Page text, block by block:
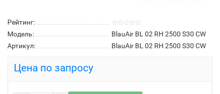
Рейтинг:
Модель:
BlauAir BL 02 RH 2500 S30 CW
Артикул:
BlauAir BL 02 RH 2500 S30 CW
Цена по запросу